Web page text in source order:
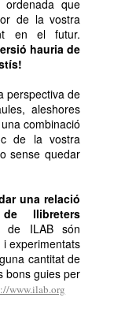
que
de la vostra
en el futur.
hauria de
perspectiva de
aleshores
combinació
de la vostra
sense quedar
una relació
llibreters
de ILAB són
experimentats
cantitat de
bons guies per
www.ilab.org